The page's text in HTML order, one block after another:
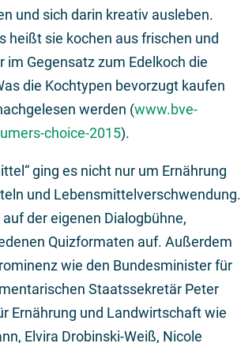
und sich darin kreativ ausleben.
heißt sie kochen aus frischen und
Gegensatz zum Edelkoch die
die Kochtypen bevorzugt kaufen
werden (www.bve-
choice-2015).
ging es nicht nur um Ernährung
und Lebensmittelverschwendung.
der eigenen Dialogbühne,
Quizformaten auf. Außerdem
wie den Bundesminister für
Staatssekretär Peter
Ernährung und Landwirtschaft wie
Elvira Drobinski-Weiß, Nicole